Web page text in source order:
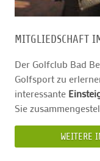
MITGLIEDSCHAFT
Der Golfclub Bad
Golfsport zu
interessante
Sie
WEITERE